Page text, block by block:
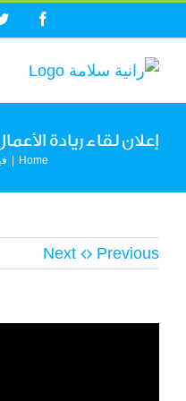
to
content
إعلان لقاء ريادة الأعمال
Home
Previous
Next